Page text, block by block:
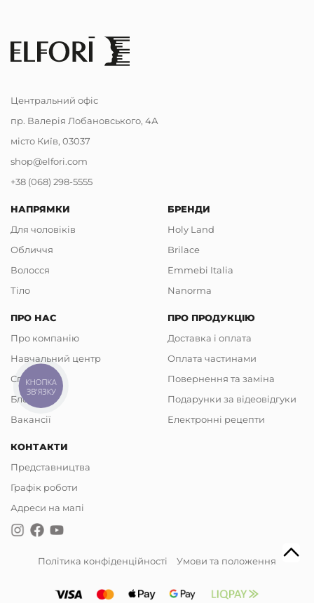
Центральний офіс
пр. Валерія Лобановського, 4А
місто Київ, 03037
shop@elfori.com
+38 (068) 298-5555
НАПРЯМКИ
Для чоловіків
Обличчя
Волосся
Тіло
БРЕНДИ
Holy Land
Brilace
Emmebi Italia
Nanorma
ПРО НАС
Про компанію
Навчальний центр
Співпраця
Блог
Вакансії
ПРО ПРОДУКЦІЮ
Доставка і оплата
Оплата частинами
Повернення та заміна
Подарунки за відеовідгуки
Електронні рецепти
КОНТАКТИ
Представництва
Графік роботи
Адреси на мапі
Політика конфіденційності Умови та положення
КНОПКА
ЗВ'ЯЗКУ